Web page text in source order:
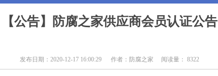
【公告】防腐之家供应商会员认证公告
发布日期：2020-12-17 16:00:29 作者：防腐之家 阅读量： 8322